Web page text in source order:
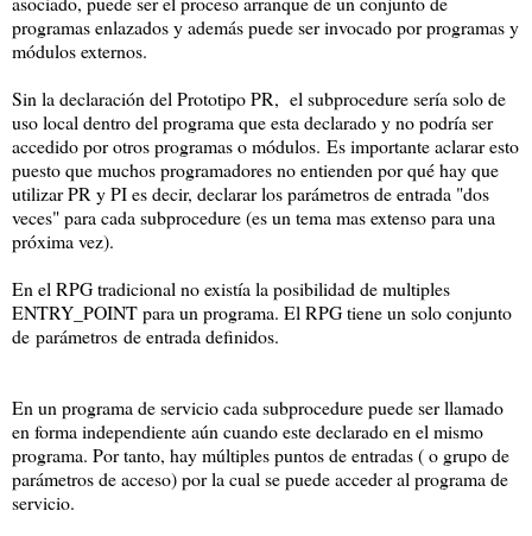
programas enlazados y además puede ser invocado por programas y
módulos externos.
Sin la declaración del Prototipo PR, el subprocedure sería solo de
uso local dentro del programa que esta declarado y no podría ser
accedido por otros programas o módulos. Es importante aclarar esto
puesto que muchos programadores no entienden por qué hay que
utilizar PR y PI es decir, declarar los parámetros de entrada "dos
veces" para cada subprocedure (es un tema mas extenso para una
próxima vez).
En el RPG tradicional no existía la posibilidad de multiples
ENTRY_POINT para un programa. El RPG tiene un solo conjunto
de parámetros de entrada definidos.
En un programa de servicio cada subprocedure puede ser llamado
en forma independiente aún cuando este declarado en el mismo
programa. Por tanto, hay múltiples puntos de entradas ( o grupo de
parámetros de acceso) por la cual se puede acceder al programa de
servicio.